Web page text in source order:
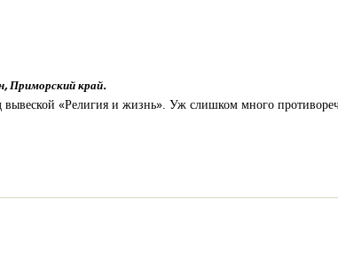
Приморский край.
«Религия и жизнь». Уж слишком много